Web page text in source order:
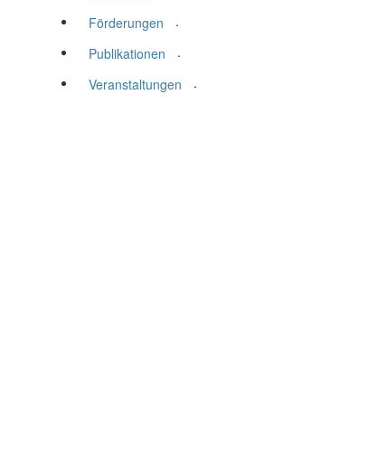
Förderungen
.
Publikationen
.
Veranstaltungen
.